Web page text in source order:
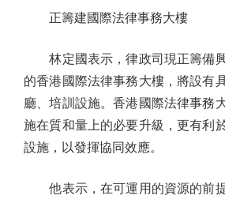
正籌建國際法律事務大樓
林定國表示，律政司現正籌備
的香港國際法律事務大樓，將設有
廳、培訓設施。香港國際法律事務
施在質和量上的必要升級，更有利
設施，以發揮協同效應。
他表示，在可運用的資源的前